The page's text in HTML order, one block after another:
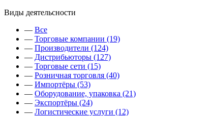
Виды деятельсности
— Все
— Торговые компании (19)
— Производители (124)
— Дистрибьюторы (127)
— Торговые сети (15)
— Розничная торговля (40)
— Импортёры (53)
— Оборудование, упаковка (21)
— Экспортёры (24)
— Логистические услуги (12)